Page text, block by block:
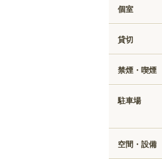
個室
貸切
禁煙・喫煙
駐車場
空間・設備